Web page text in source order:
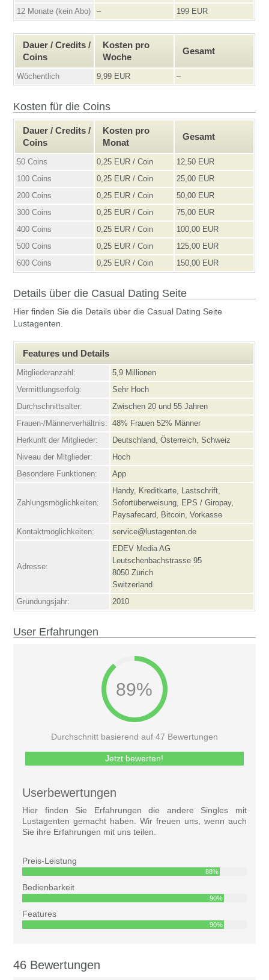
12 Monate (kein Abo)
– 199 EUR
Dauer / Credits /
Coins
Kosten pro
Woche
Gesamt
Wöchentlich 9,99 EUR –
Kosten für die Coins
Dauer / Credits /
Coins
Kosten pro
Monat
Gesamt
50 Coins 0,25 EUR / Coin
12,50 EUR
100 Coins
0,25 EUR / Coin
25,00 EUR
200 Coins
0,25 EUR / Coin
50,00 EUR
300 Coins
0,25 EUR / Coin
75,00 EUR
400 Coins
0,25 EUR / Coin
100,00 EUR
500 Coins
0,25 EUR / Coin
125,00 EUR
600 Coins
0,25 EUR / Coin 150,00 EUR
Details über die Casual Dating Seite
Hier finden Sie die Details über die Casual Dating Seite
Lustagenten.
Features und Details
Mitgliederanzahl:
5,9 Millionen
Vermittlungserfolg:
Sehr Hoch
Durchschnittsalter:
Zwischen 20 und 55 Jahren
Frauen-/Männerverhältnis:
48% Frauen 52% Männer
Herkunft der Mitglieder:
Deutschland, Österreich, Schweiz
Niveau der Mitglieder:
Hoch
Besondere Funktionen:
App
Zahlungsmöglichkeiten:
Handy, Kreditkarte, Lastschrift,
Sofortüberweisung, EPS / Giropay,
Paysafecard, Bitcoin, Vorkasse
Kontaktmöglichkeiten:
service@lustagenten.de
Adresse:
EDEV Media AG
Leutschenbachstrasse 95
8050 Zürich
Switzerland
Gründungsjahr:
2010
User Erfahrungen
89%
Durchschnitt basierend auf 47 Bewertungen
Jetzt bewerten!
Userbewertungen
Hier finden Sie Erfahrungen die andere Singles mit
Lustagenten gemacht haben. Wir freuen uns, wenn auch
Sie ihre Erfahrungen mit uns teilen.
Preis-Leistung
88%
Bedienbarkeit
90%
Features
90%
46 Bewertungen